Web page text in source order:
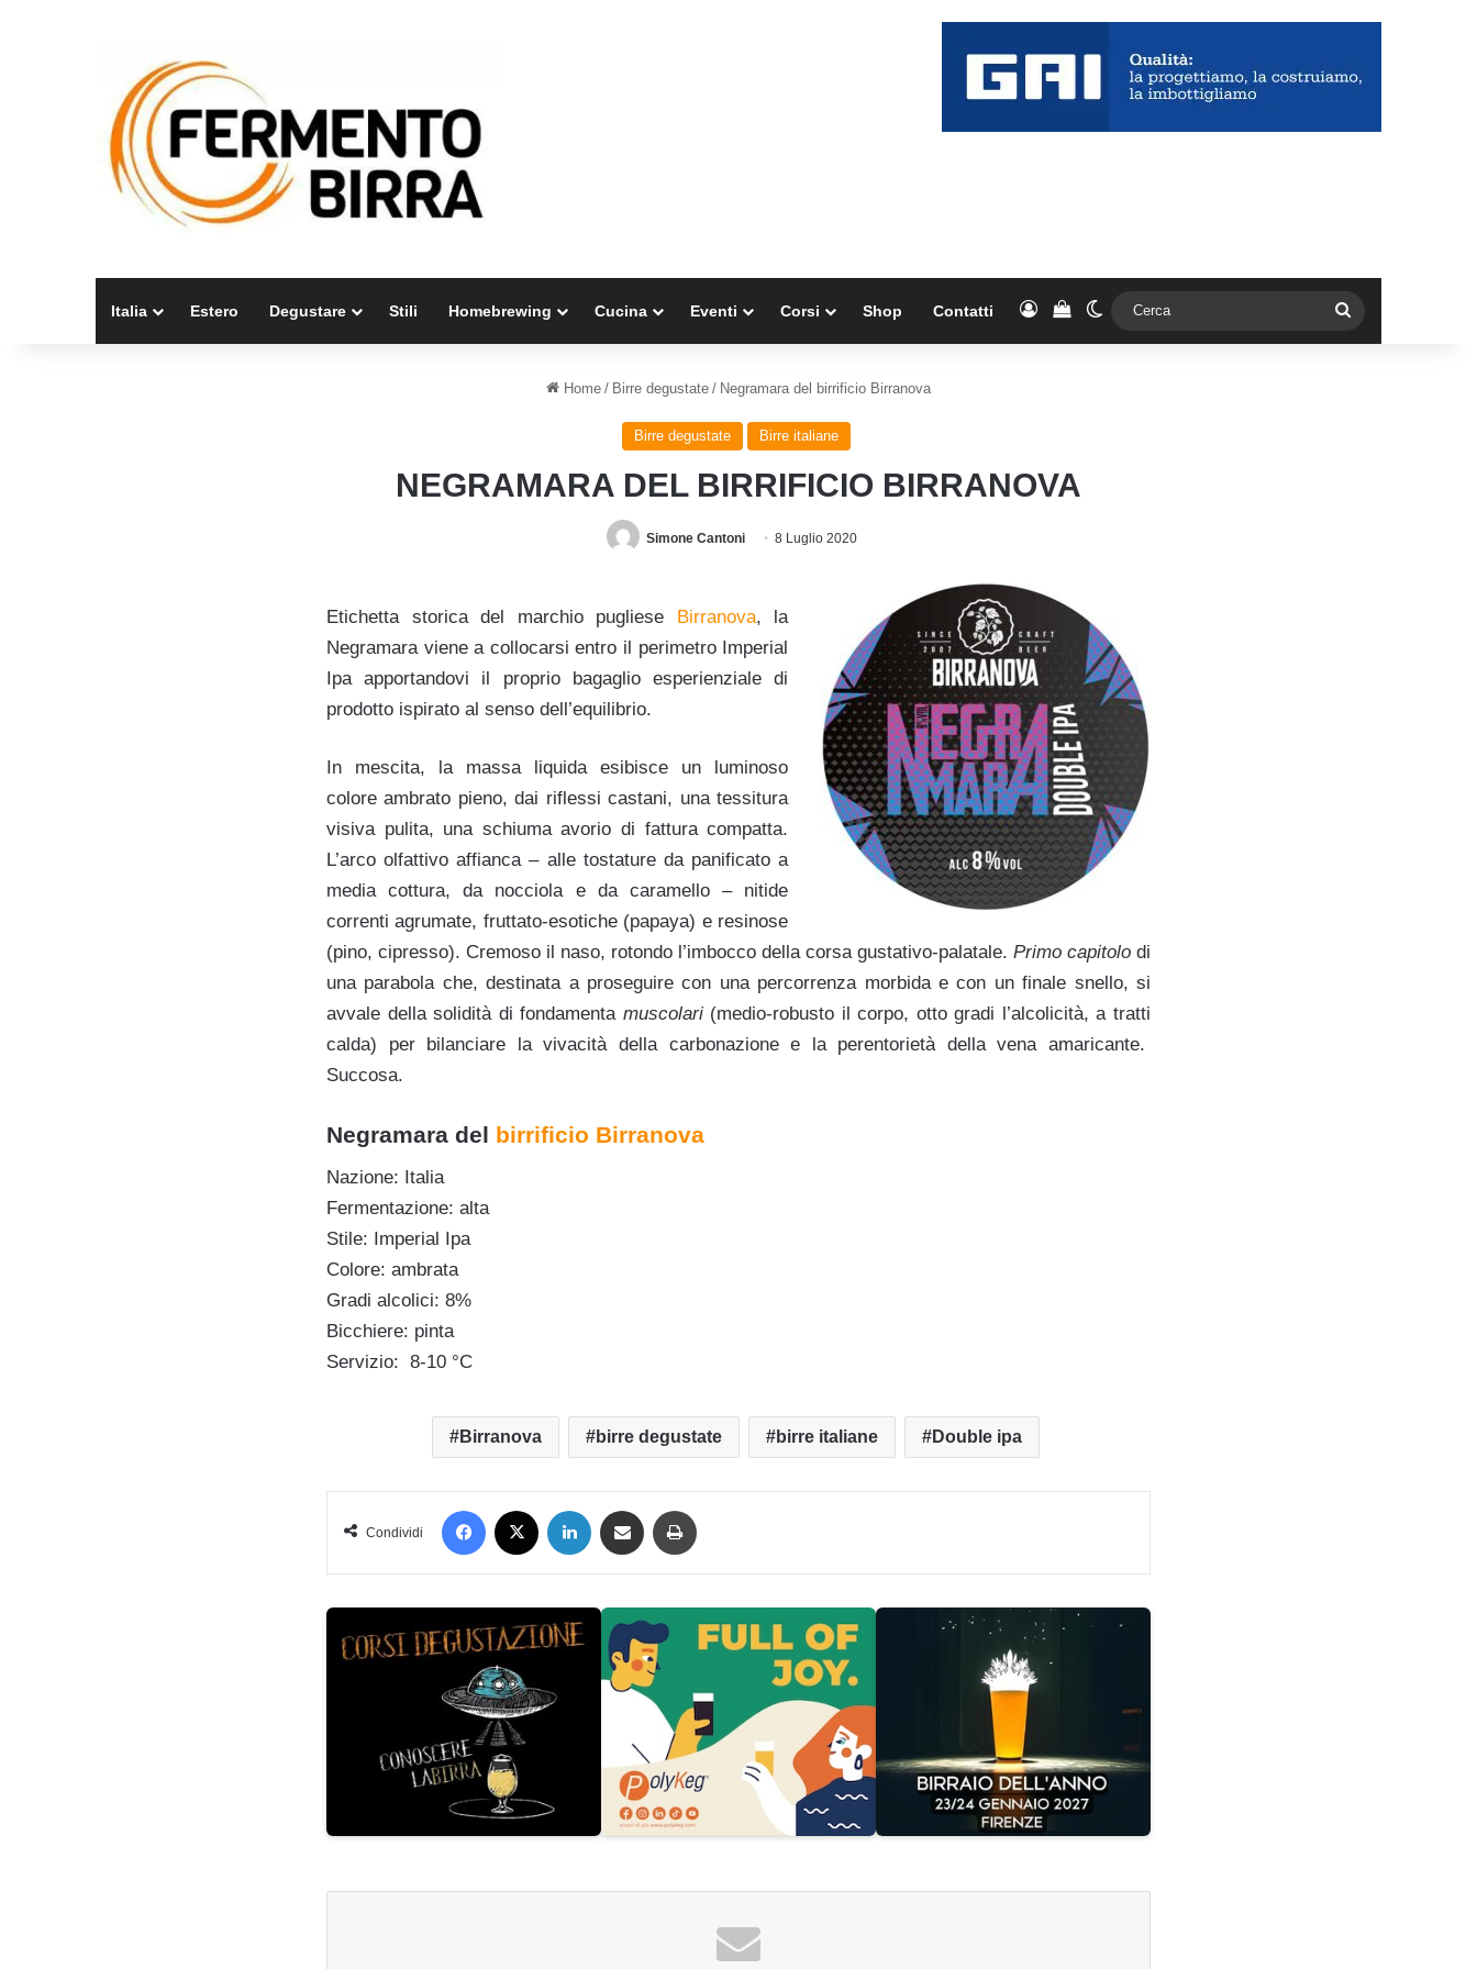
Italia Estero Degustare Stili Homebrewing Cucina Eventi Corsi Shop Contatti AccediVedi il carrello
Cambia aspetto
Home / Birre degustate / Negramara del birrificio Birranova
Birre degustate Birre italiane
NEGRAMARA DEL BIRRIFICIO BIRRANOVA
Simone Cantoni 8 Luglio 2020
Etichetta storica del marchio pugliese Birranova, la
Negramara viene a collocarsi entro il perimetro Imperial
Ipa apportandovi il proprio bagaglio esperienziale di
prodotto ispirato al senso dell’equilibrio.
In mescita, la massa liquida esibisce un luminoso
colore ambrato pieno, dai riflessi castani, una tessitura
visiva pulita, una schiuma avorio di fattura compatta.
L’arco olfattivo affianca – alle tostature da panificato a
media cottura, da nocciola e da caramello – nitide
correnti agrumate, fruttato-esotiche (papaya) e resinose
(pino, cipresso). Cremoso il naso, rotondo l’imbocco della corsa gustativo-palatale. Primo capitolo di
una parabola che, destinata a proseguire con una percorrenza morbida e con un finale snello, si
avvale della solidità di fondamenta muscolari(medio-robusto il corpo, otto gradi l’alcolicità, a tratti
calda) per bilanciare la vivacità della carbonazione e la perentorietà della vena amaricante.
Succosa.
Negramara del birrificio Birranova
Nazione: Italia
Fermentazione: alta
Stile: Imperial Ipa
Colore: ambrata
Gradi alcolici: 8%
Bicchiere: pinta
Servizio: 8-10 °C
Birranova birre degustate birre italiane Double ipa
Condividi
Facebook LinkedIn Condividi via mail